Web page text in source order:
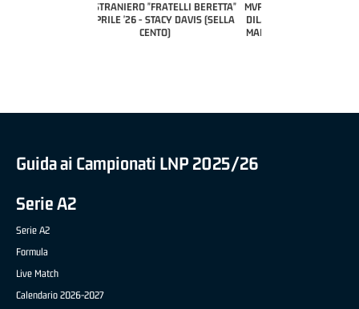
MVP "FRATELLI BERETTA" SAMUEL
DILAS B NAZIONALE APRILE '26 -
MARCO RESTELLI (TAV TREVIGLIO
Guida ai Campionati LNP 2025/26
Serie A2
Serie A2
Formula
Live Match
Calendario 2026-2027